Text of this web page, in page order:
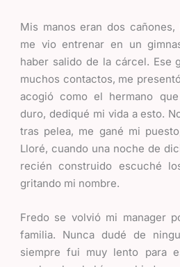
Mis manos eran dos
me vio entrenar en un
haber salido de la cárcel. Ese
muchos contactos, me
acogió como el hermano
duro, dediqué mi vida a esto.
tras pelea, me gané mi
Lloré, cuando una noche de
recién construido escuché
gritando mi nombre.
Fredo se volvió mi manager
familia. Nunca dudé de
siempre fui muy lento para